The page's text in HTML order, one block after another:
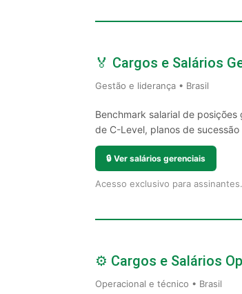
🏅 Cargos e Salários
Gestão e liderança • Brasil
Benchmark salarial de
de C-Level, planos de
🔒 Ver salários gerenciais
Acesso exclusivo para assinantes.
⚙️ Cargos e Salários
Operacional e técnico • Brasil